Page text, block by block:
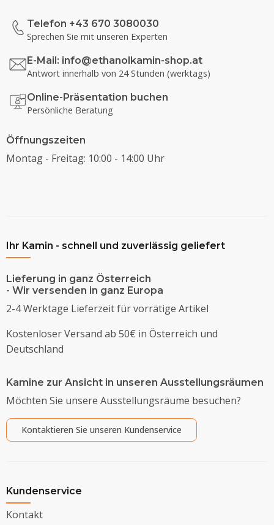
Telefon +43 670 3080030
Sprechen Sie mit unseren Experten
E-Mail: info@ethanolkamin-shop.at
Antwort innerhalb von 24 Stunden (werktags)
Online-Präsentation buchen
Persönliche Beratung
Öffnungszeiten
Montag - Freitag: 10:00 - 14:00 Uhr
Ihr Kamin - schnell und zuverlässig geliefert
Lieferung in ganz Österreich
- Wir versenden in ganz Europa
2-4 Werktage Lieferzeit für vorrätige Artikel
Kostenloser Versand ab 50€ in Österreich und
Deutschland
Kamine zur Ansicht in unseren Ausstellungsräumen
Möchten Sie unsere Ausstellungsräume besuchen?
Kontaktieren Sie unseren Kundenservice
Kundenservice
Kontakt